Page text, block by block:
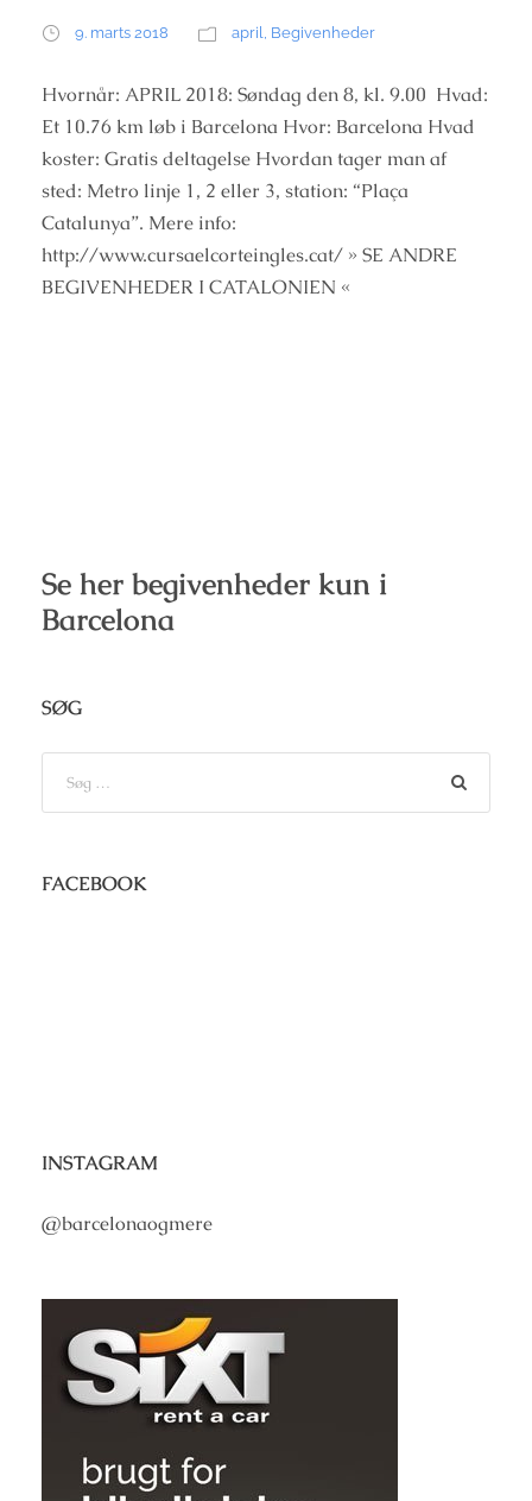
9. marts 2018 april Begivenheder
Hvornår: APRIL 2018: Søndag den 8, kl. 9.00 Hvad:
Et 10.76 km løb i Barcelona Hvor: Barcelona Hvad
koster: Gratis deltagelse Hvordan tager man af
sted: Metro linje 1, 2 eller 3, station: “Plaça
Catalunya”. Mere info:
http://www.cursaelcorteingles.cat/ » SE ANDRE
BEGIVENHEDER I CATALONIEN «
Se her begivenheder kun i
Barcelona
SØG
FACEBOOK
INSTAGRAM
@barcelonaogmere